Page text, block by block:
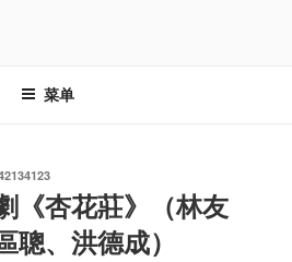
菜单
《杏花莊》（林友
聰、洪德成）